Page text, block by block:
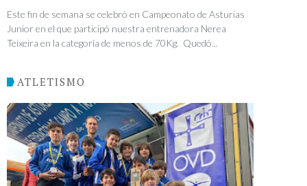
Este fin de semana se celebró en Campeonato de Asturias
Junior en el que participó nuestra entrenadora Nerea
Teixeira en la categoría de menos de 70Kg. Quedó...
ATLETISMO